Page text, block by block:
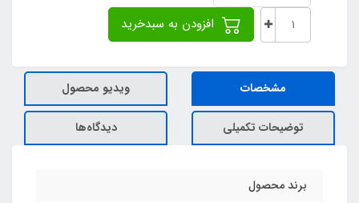
مشخصات ویدیو محصول
توضیحات تکمیلی دیدگاه‌ها
برند محصول